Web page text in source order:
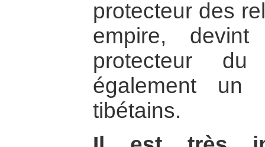
protecteur des
empire,
protecteur du
également un
tibétains.